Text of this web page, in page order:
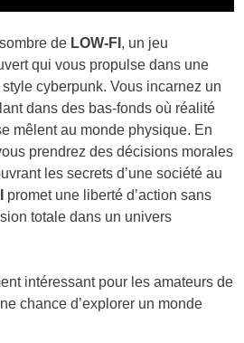
de LOW-FI , un jeu
qui vous propulse dans une
cyberpunk. Vous incarnez un
dans des bas-fonds où réalité
mêlent au monde physique. En
prendrez des décisions morales
les secrets d’une société au
promet une liberté d’action sans
totale dans un univers
intéressant pour les amateurs de
chance d’explorer un monde